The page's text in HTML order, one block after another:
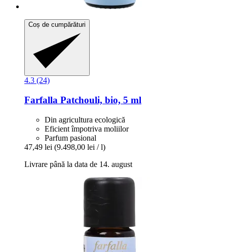
Coș de cumpărături
4.3 (24)
Farfalla Patchouli, bio, 5 ml
Din agricultura ecologică
Eficient împotriva moliilor
Parfum pasional
47,49 lei (9.498,00 lei / l)
Livrare până la data de 14. august